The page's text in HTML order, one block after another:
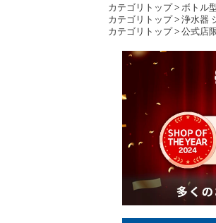
カテゴリトップ > ボトル
カテゴリトップ > 浄水器
カテゴリトップ > 公式店